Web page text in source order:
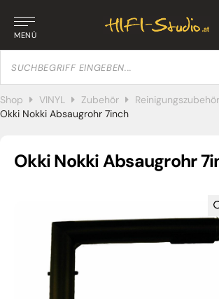
MENÜ
Products
search
Shop VINYL Zubehör
Reinigungszubehör
Okki Nokki Absaugrohr 7inch
Okki Nokki Absaugrohr